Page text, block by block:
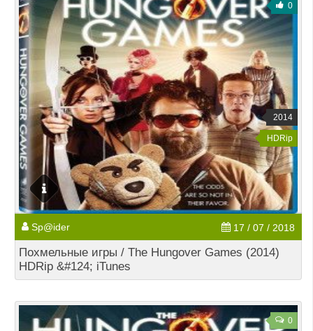
0
2014
HDRip
Sp@ider 17 / 07 / 2018
Похмельные игры / The Hungover Games (2014)
HDRip &#124; iTunes
0